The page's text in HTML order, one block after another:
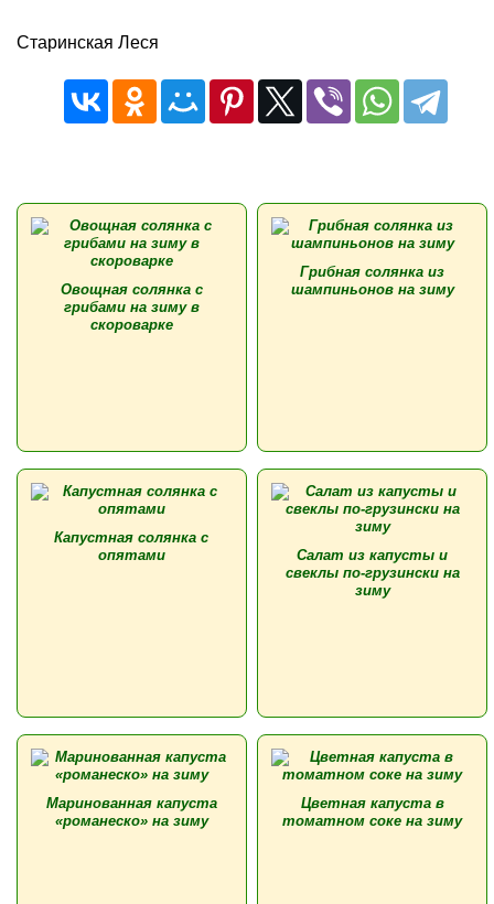
Старинская Леся
Овощная солянка с
грибами на зиму в
скороварке
Грибная солянка из
шампиньонов на зиму
Капустная солянка с
опятами
Салат из капусты и
свеклы по-грузински на
зиму
Маринованная капуста
«романеско» на зиму
Цветная капуста в
томатном соке на зиму